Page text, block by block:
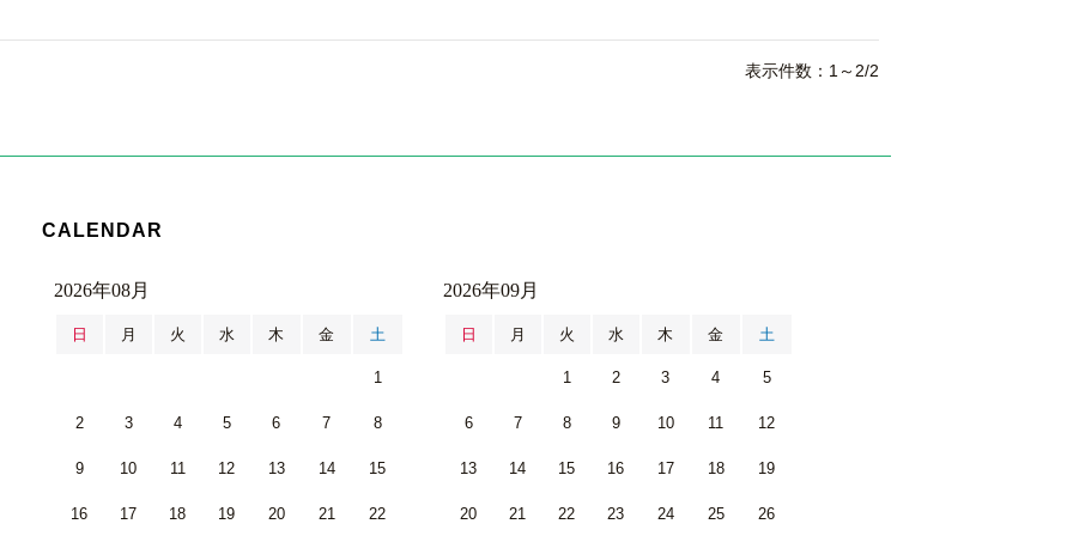
表示件数：1～2/2
CALENDAR
2026年08月
日 月 火 水 木 金 土
1
2 3 4 5 6 7 8
9 10 11 12 13 14 15
16 17 18 19 20 21 22
2026年09月
日 月 火 水 木 金 土
1 2 3 4 5
6 7 8 9 10 11 12
13 14 15 16 17 18 19
20 21 22 23 24 25 26